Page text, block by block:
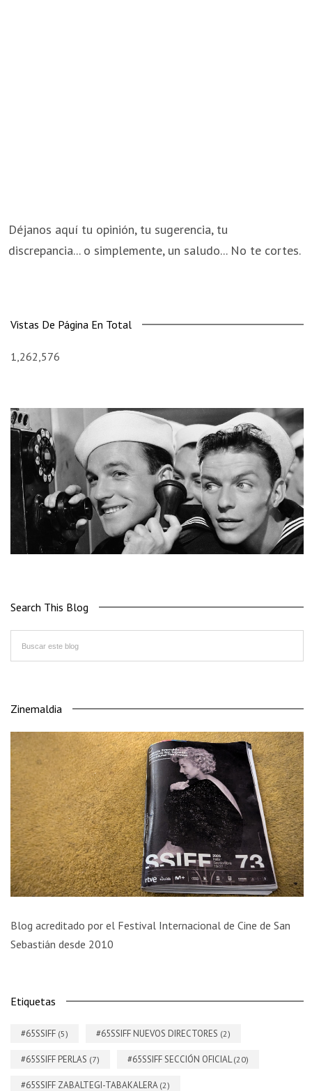
Déjanos aquí tu opinión, tu sugerencia, tu
discrepancia... o simplemente, un saludo... No te cortes.
Vistas De Página En Total
1,262,576
Search This Blog
Zinemaldia
Blog acreditado por el Festival Internacional de Cine de San
Sebastián desde 2010
Etiquetas
#65SSIFF (5) #65SSIFF NUEVOS DIRECTORES (2)
#65SSIFF PERLAS (7) #65SSIFF SECCIÓN OFICIAL(20)
#65SSIFF ZABALTEGI-TABAKALERA (2)